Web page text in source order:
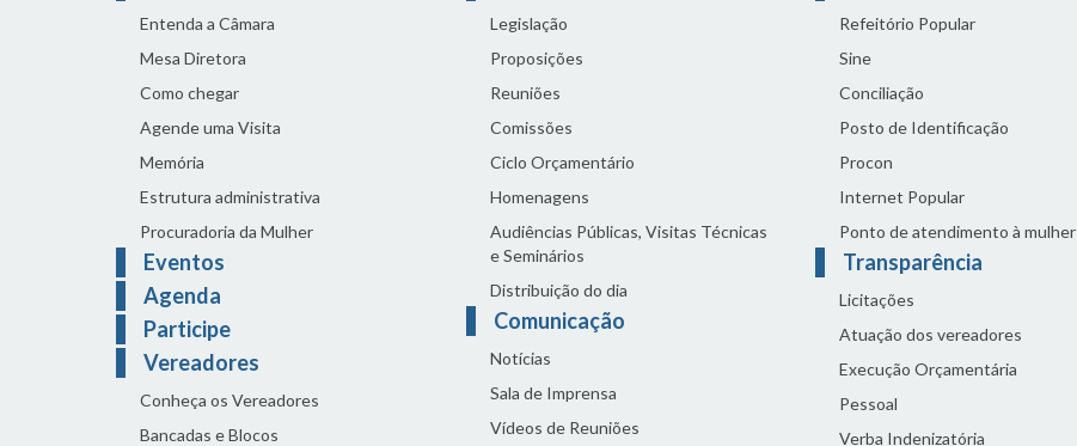
Entenda a Câmara
Mesa Diretora
Como chegar
Agende uma Visita
Memória
Estrutura administrativa
Procuradoria da Mulher
Eventos
Agenda
Participe
Vereadores
Conheça os Vereadores
Bancadas e Blocos
Legislação
Proposições
Reuniões
Comissões
Ciclo Orçamentário
Homenagens
Audiências Públicas, Visitas Técnicas
e Seminários
Distribuição do dia
Comunicação
Notícias
Sala de Imprensa
Vídeos de Reuniões
Refeitório Popular
Sine
Conciliação
Posto de Identificação
Procon
Internet Popular
Ponto de atendimento à mulher
Transparência
Licitações
Atuação dos vereadores
Execução Orçamentária
Pessoal
Verba Indenizatória